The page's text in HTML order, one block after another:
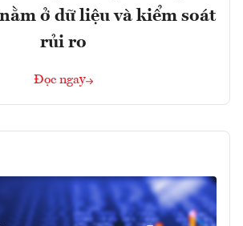
ở dữ liệu và kiểm soát
rủi ro
Đọc ngay